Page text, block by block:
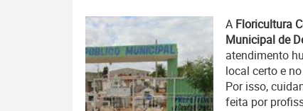
A Floricultura
Municipal de
atendimento
local certo e
Por isso,
feita por